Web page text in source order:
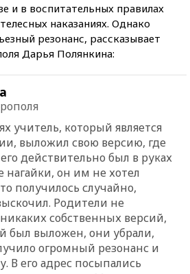
и в воспитательных правилах
наказаниях. Однако
резонанс, рассказывает
Дарья Полянкина:
учитель, который является
выложил свою версию, где
действительно был в руках
нагайки, он им не хотел
получилось случайно,
Родители не
собственных версий,
был выложен, они убрали,
огромный резонанс и
В его адрес посыпались